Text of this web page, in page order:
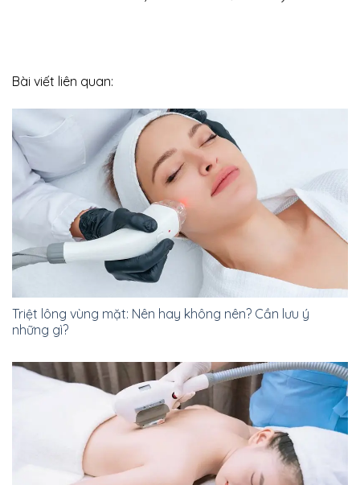
Bài viết liên quan:
Triệt lông vùng mặt: Nên hay không nên? Cần lưu ý
những gì?